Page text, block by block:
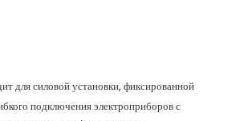
для силовой установки, фиксированной
подключения электроприборов с